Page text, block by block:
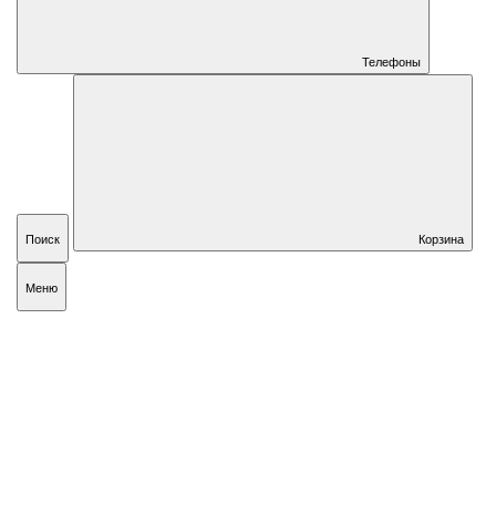
Телефоны
Поиск Корзина
Меню